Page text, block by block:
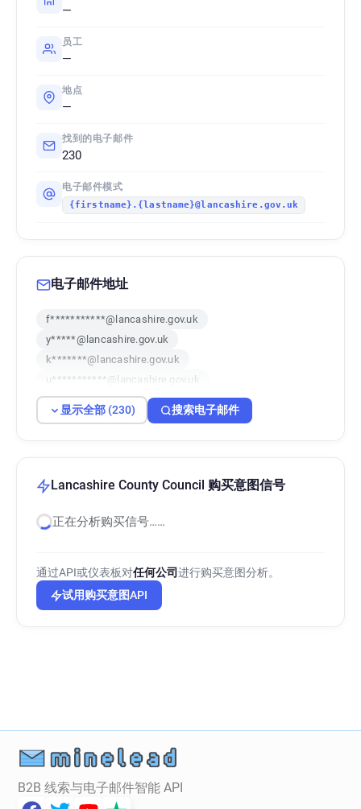
—
员工
—
地点
—
找到的电子邮件
230
电子邮件模式
{firstname}.{lastname}@lancashire.gov.uk
电子邮件地址
f***********@lancashire.gov.uk
y*****@lancashire.gov.uk
k*******@lancashire.gov.uk
u***********@lancashire.gov.uk
z**********@lancashire.gov.uk
l*****@lancashire.gov.uk
p********@lancashire.gov.uk
y*****@lancashire.gov.uk
v************@lancashire.gov.uk
d*********@lancashire.gov.uk
z********@lancashire.gov.uk
d*****@lancashire.gov.uk
n*******@lancashire.gov.uk
显示全部 (230) 搜索电子邮件
Lancashire County Council 购买意图信号
正在分析购买信号……
通过API或仪表板对任何公司进行购买意图分析。
试用购买意图API
B2B 线索与电子邮件智能 API